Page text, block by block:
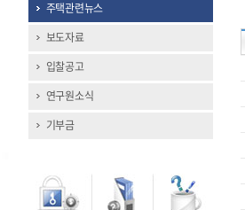
주택관련뉴스
보도자료
입찰공고
연구원소식
기부금